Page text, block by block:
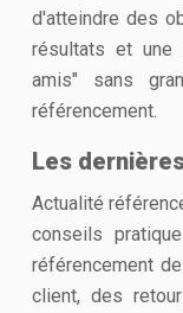
d'atteindre des
résultats et une
amis" sans
référencement.
Les
Actualité
conseils
référencement
client, des